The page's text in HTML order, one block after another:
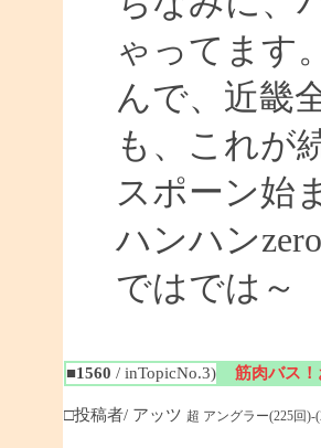
ゃってます。
んで、近畿
も、これが
スポーン始
ハンハン
ではでは～
■1560 / inTopicNo.3) 筋肉バス
□投稿者/ アッツ 超 アングラー(225回)-